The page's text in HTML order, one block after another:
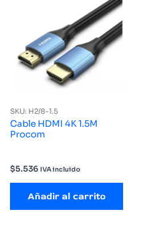
SKU: H2/8-1.5
Cable HDMI 4K 1.5M
Procom
$5.536 IVA incluido
Añadir al carrito